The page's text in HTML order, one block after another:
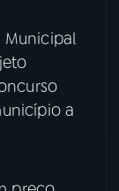
Municipal
a